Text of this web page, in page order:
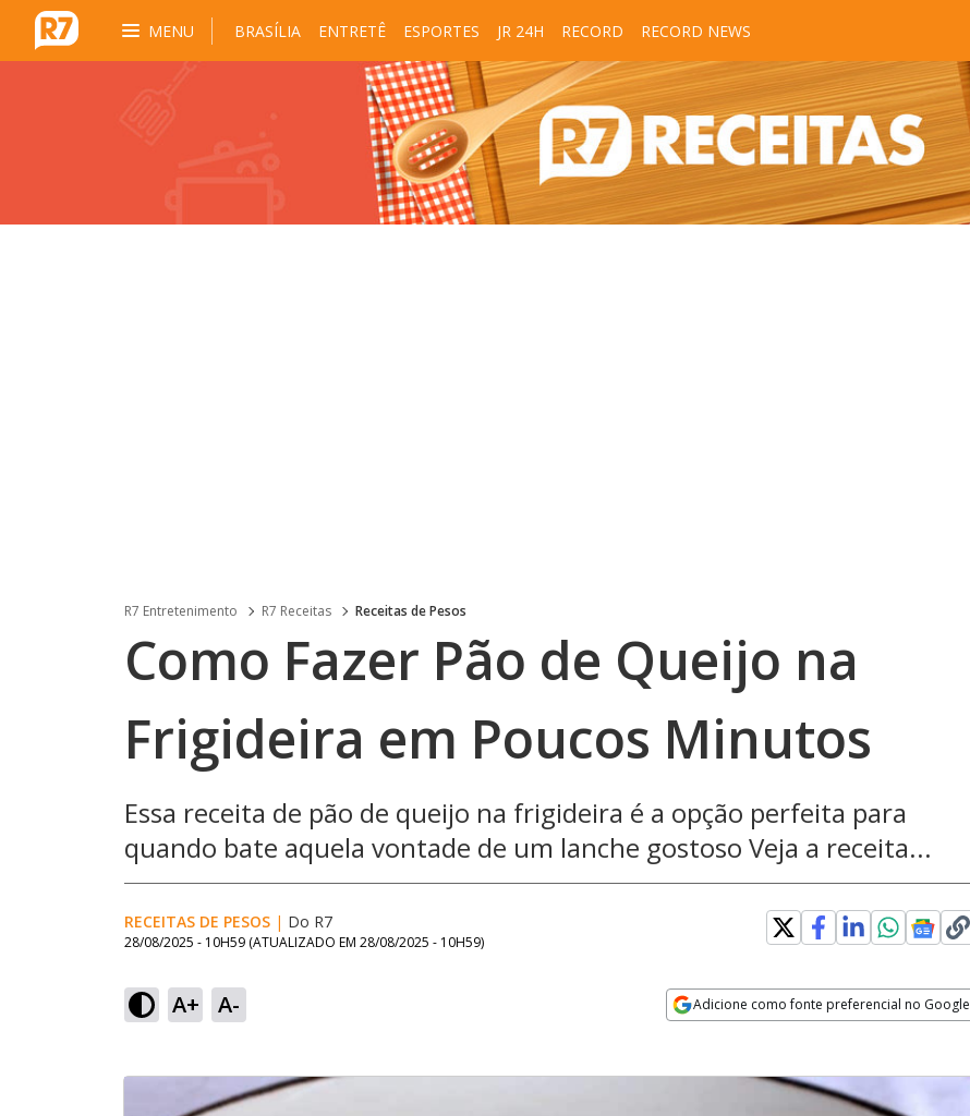
MENU BRASÍLIA ENTRETÊ ESPORTES JR 24H RECORD RECORD NEWS
R7 Entretenimento R7 Receitas Receitas de Pesos
Como Fazer Pão de Queijo na
Frigideira em Poucos Minutos
Essa receita de pão de queijo na frigideira é a opção perfeita para
quando bate aquela vontade de um lanche gostoso Veja a receita...
RECEITAS DE PESOS | Do R7
28/08/2025 - 10H59 (ATUALIZADO EM 28/08/2025 - 10H59)
A+ A- Adicione como fonte preferencial no Google